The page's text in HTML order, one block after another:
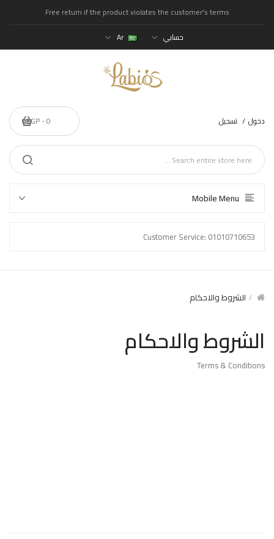
Free return if the product violates the customer's terms
حسابي
Ar
دخول تسجيل 0 - 0EGP
Mobile Menu
Customer Service: 01010710653
الشروط والاحكام
الشروط والاحكام
Terms & Conditions